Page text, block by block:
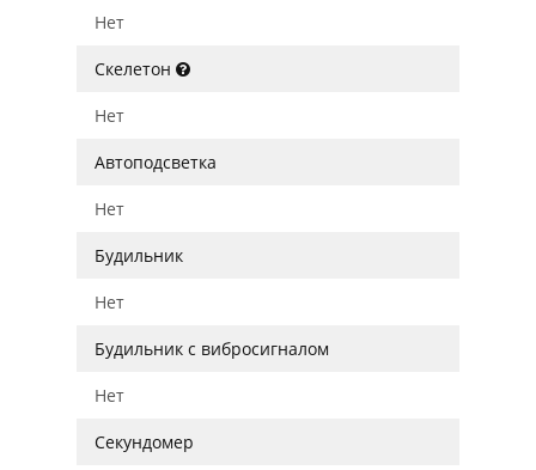
Нет
Скелетон
Нет
Автоподсветка
Нет
Будильник
Нет
Будильник с вибросигналом
Нет
Секундомер